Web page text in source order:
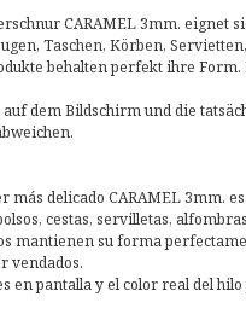
CARAMEL 3mm. eignet
Taschen, Körben,
behalten perfekt ihre Form.
dem Bildschirm und die
más delicado CARAMEL 3mm.
cestas, servilletas,
mantienen su forma
vendados.
en pantalla y el color real del